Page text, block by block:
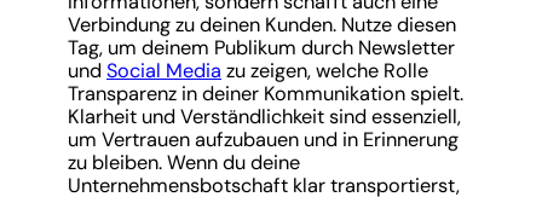
Verbindung zu deinen Kunden. Nutze diesen
Tag, um deinem Publikum durch Newsletter
undSocial Media zu zeigen, welche Rolle
Transparenz in deiner Kommunikation spielt.
Klarheit und Verständlichkeit sind essenziell,
um Vertrauen aufzubauen und in Erinnerung
zu bleiben. Wenn du deine
Unternehmensbotschaft klar transportierst,